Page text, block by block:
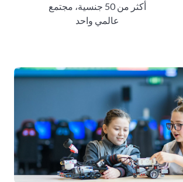
أكثر من 50 جنسية، مجتمع
عالمي واحد